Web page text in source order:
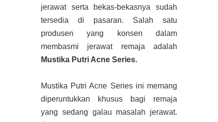
jerawat serta bekas-bekasnya sudah
tersedia di pasaran. Salah satu
produsen yang konsen dalam
membasmi jerawat remaja adalah
Mustika Putri Acne Series.
Mustika Putri Acne Series ini memang
diperuntukkan khusus bagi remaja
yang sedang galau masalah jerawat.